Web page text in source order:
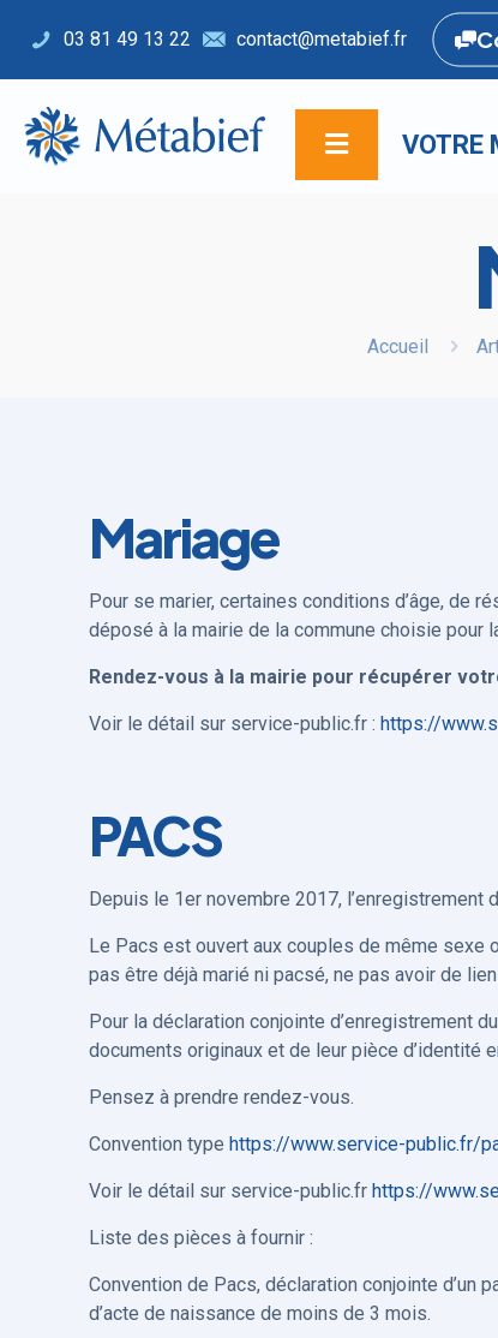
03 81 49 13 22 contact@metabief.fr
VOTRE
Accueil
Mariage
Pour se marier, certaines conditions d’âge, de
déposé à la mairie de la commune choisie pour
Rendez-vous à la mairie pour récupérer
Voir le détail sur service-public.fr :https://
PACS
Depuis le 1er novembre 2017,
Le Pacs est ouvert aux couples de même sexe
pas être déjà marié ni pacsé, ne pas avoir de
Pour la déclaration conjointe d’enregistrement
documents originaux et de leur pièce d’identité
Pensez à prendre rendez-vous.
Convention typehttps://www.service-public.fr/
Voir le détail sur service-public.fr https://
Liste des pièces à fournir :
Convention de Pacs, déclaration conjointe d’un
d’acte de naissance de moins de 3 mois.